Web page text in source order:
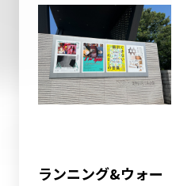
ランニング&ウォー